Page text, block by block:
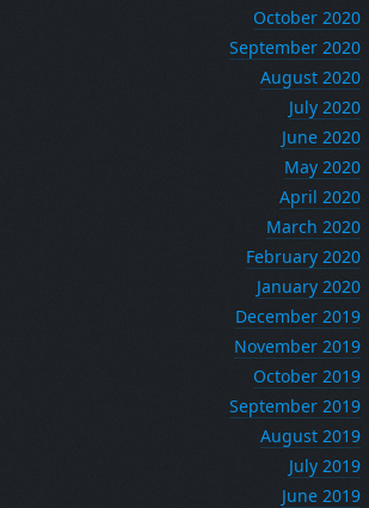
October 2020
September 2020
August 2020
July 2020
June 2020
May 2020
April 2020
March 2020
February 2020
January 2020
December 2019
November 2019
October 2019
September 2019
August 2019
July 2019
June 2019